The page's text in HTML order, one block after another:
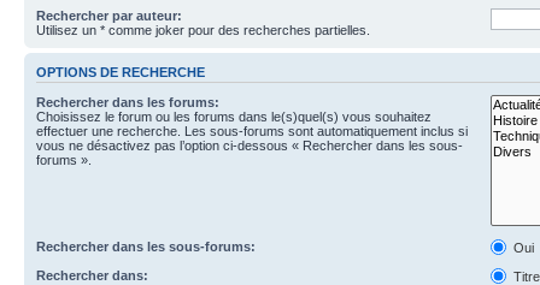
Rechercher par auteur:
Utilisez un * comme joker pour des recherches partielles.
OPTIONS DE RECHERCHE
Rechercher dans les forums:
Choisissez le forum ou les forums dans le(s)quel(s) vous souhaitez
effectuer une recherche. Les sous-forums sont automatiquement inclus si
vous ne désactivez pas l’option ci-dessous « Rechercher dans les sous-
forums ».
Rechercher dans les sous-forums:
Oui
Rechercher dans: